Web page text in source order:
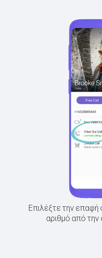
Επιλέξτε την επαφή
αριθμό από